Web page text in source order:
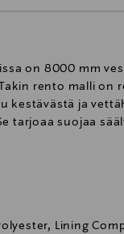
on 8000 mm
rento malli on
kestävästä ja
tarjoaa suojaa
Lining